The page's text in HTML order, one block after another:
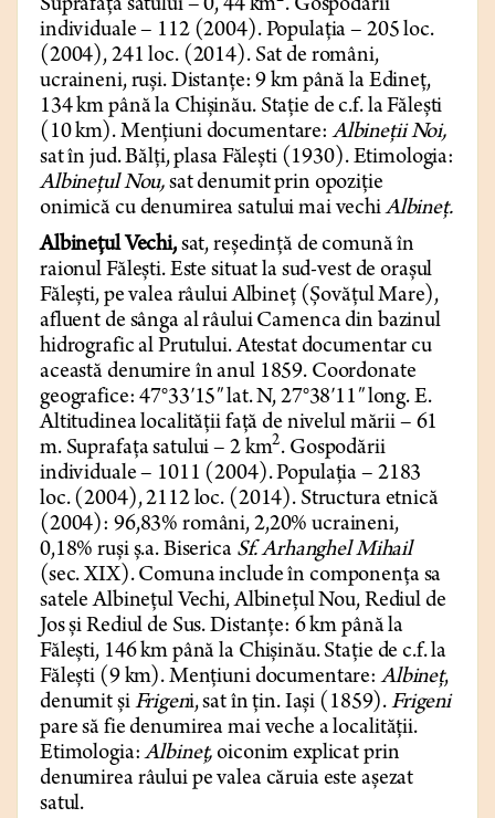
Suprafața satului – 0, 44 km . Gospodării
individuale – 112 (2004). Populația – 205 loc.
(2004), 241 loc. (2014). Sat de români,
ucraineni, ruși. Distanțe: 9 km până la Edineț,
134 km până la Chișinău. Stație de c.f. la Fălești
(10 km). Mențiuni documentare:Albineții Noi,
sat în jud. Bălți, plasa Fălești (1930). Etimologia:
Albinețul Nou,sat denumit prin opoziție
onimică cu denumirea satului mai vechiAlbineț.
Albinețul Vechi,sat, reședință de comună în
raionul Fălești. Este situat la sud-vest de orașul
Fălești, pe valea râului Albineț (Șovățul Mare),
afluent de sânga al râului Camenca din bazinul
hidrografic al Prutului. Atestat documentar cu
această denumire în anul 1859. Coordonate
geografice: 47°33′15″ lat. N, 27°38′11″ long. E.
Altitudinea localității față de nivelul mării – 61
m. Suprafața satului – 2 km2. Gospodării
individuale – 1011 (2004). Populația – 2183
loc. (2004), 2112 loc. (2014). Structura etnică
(2004): 96,83% români, 2,20% ucraineni,
0,18% ruși ș.a. Biserica Sf. Arhanghel Mihail
(sec. XIX). Comuna include în componența sa
satele Albinețul Vechi, Albinețul Nou, Rediul de
Jos și Rediul de Sus. Distanțe: 6 km până la
Fălești, 146 km până la Chișinău. Stație de c.f. la
Fălești (9 km). Mențiuni documentare:Albineț,
denumit șiFrigeni, sat în țin. Iași (1859).Frigeni
pare să fie denumirea mai veche a localității.
Etimologia:Albineț,oiconim explicat prin
denumirea râului pe valea căruia este așezat
satul.